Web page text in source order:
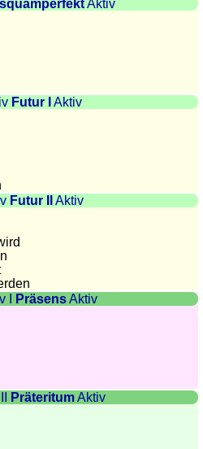
Aktiv
Futur I
Aktiv
Futur II
Aktiv
I
PräsensAktiv
PräteritumAktiv